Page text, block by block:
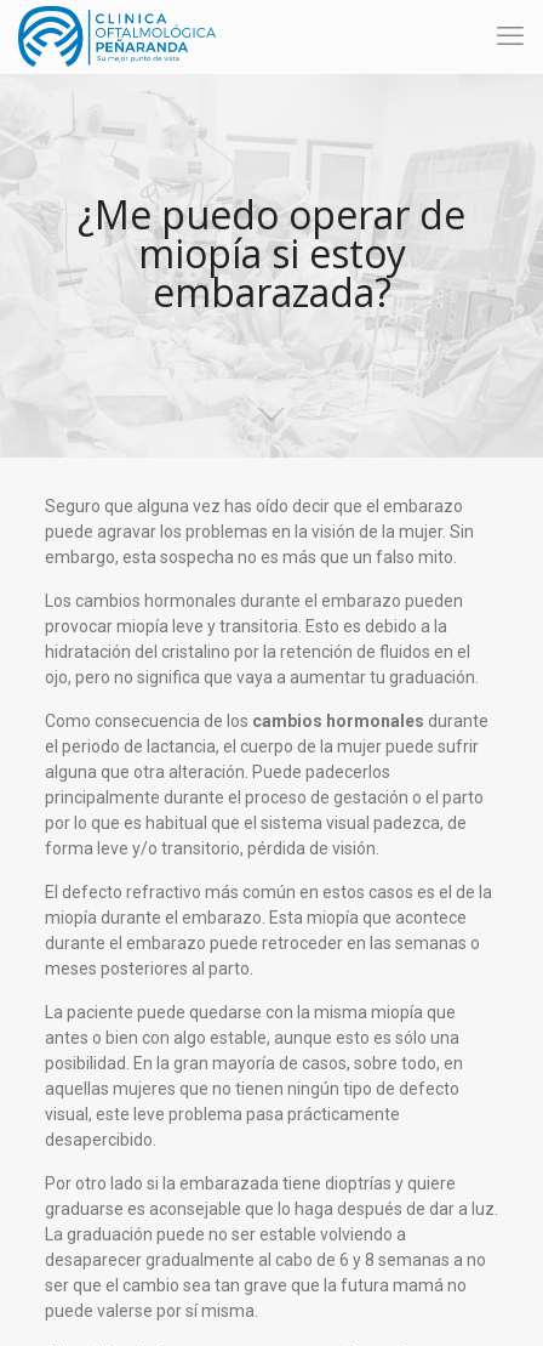
¿Me puedo operar de
miopía si estoy
embarazada?
Seguro que alguna vez has oído decir que el embarazo
puede agravar los problemas en la visión de la mujer. Sin
embargo, esta sospecha no es más que un falso mito.
Los cambios hormonales durante el embarazo pueden
provocar miopía leve y transitoria. Esto es debido a la
hidratación del cristalino por la retención de fluidos en el
ojo, pero no significa que vaya a aumentar tu graduación.
Como consecuencia de los cambios hormonales durante
el periodo de lactancia, el cuerpo de la mujer puede sufrir
alguna que otra alteración. Puede padecerlos
principalmente durante el proceso de gestación o el parto
por lo que es habitual que el sistema visual padezca, de
forma leve y/o transitorio, pérdida de visión.
El defecto refractivo más común en estos casos es el de la
miopía durante el embarazo. Esta miopía que acontece
durante el embarazo puede retroceder en las semanas o
meses posteriores al parto.
La paciente puede quedarse con la misma miopía que
antes o bien con algo estable, aunque esto es sólo una
posibilidad. En la gran mayoría de casos, sobre todo, en
aquellas mujeres que no tienen ningún tipo de defecto
visual, este leve problema pasa prácticamente
desapercibido.
Por otro lado si la embarazada tiene dioptrías y quiere
graduarse es aconsejable que lo haga después de dar a luz.
La graduación puede no ser estable volviendo a
desaparecer gradualmente al cabo de 6 y 8 semanas a no
ser que el cambio sea tan grave que la futura mamá no
puede valerse por sí misma.